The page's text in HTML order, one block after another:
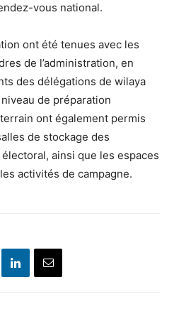
vous national.
ont été tenues avec les
de l’administration, en
des délégations de wilaya
niveau de préparation
ont également permis
de stockage des
ainsi que les espaces
activités de campagne.